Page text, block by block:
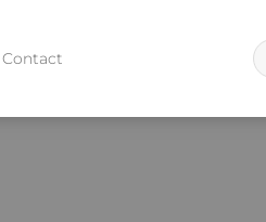
Contact